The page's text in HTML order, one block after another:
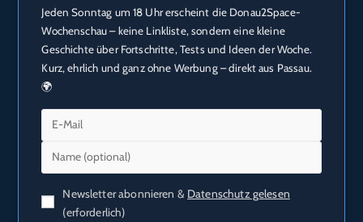
Jeden Sonntag um 18 Uhr erscheint die Donau2Space-
Wochenschau – keine Linkliste, sondern eine kleine
Geschichte über Fortschritte, Tests und Ideen der Woche.
Kurz, ehrlich und ganz ohne Werbung – direkt aus Passau.
🌍
Newsletter abonnieren & Datenschutz gelesen
(erforderlich)